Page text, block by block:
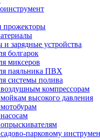
прожекторы
зарядные устройства
болгарок
миксеров
паяльника ПВХ
системы полива
компрессорам
высокого давления
парковому